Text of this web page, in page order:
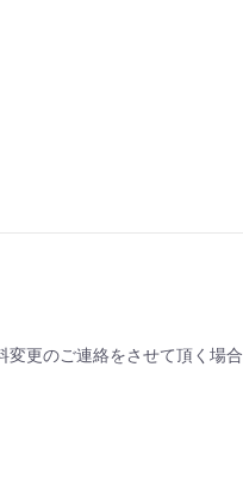
更のご連絡をさせて頂く場合